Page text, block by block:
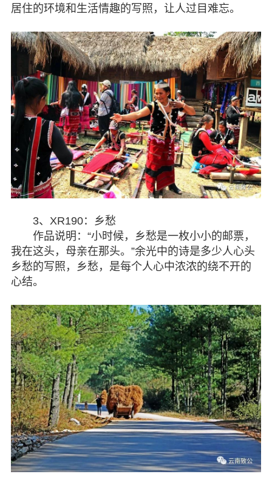
居住的环境和生活情趣的写照，让人过目难忘。
3、XR190：乡愁
作品说明：“小时候，乡愁是一枚小小的邮票，
我在这头，母亲在那头。”余光中的诗是多少人心头
乡愁的写照，乡愁，是每个人心中浓浓的绕不开的
心结。